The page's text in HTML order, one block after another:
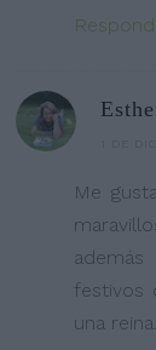
Me
festivos
una